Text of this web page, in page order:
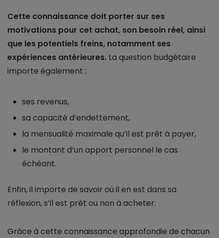
Cette connaissance doit porter sur ses
motivations pour cet achat, son besoin réel, ainsi
que les potentiels freins, notamment ses
expériences antérieures. La question budgétaire
importe également :
ses revenus,
sa capacité d’endettement,
la mensualité maximale qu’il est prêt à payer,
le montant d’un apport personnel le cas
échéant.
Enfin, il importe de savoir où il en est dans sa
réflexion, s’il est prêt ou non à acheter.
Grâce à cette connaissance approfondie de chacun